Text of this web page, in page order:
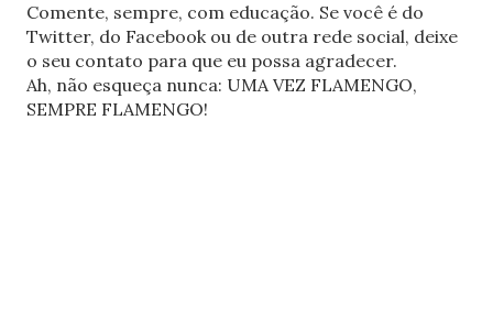
Comente, sempre, com educação. Se você é do
Twitter, do Facebook ou de outra rede social, deixe
o seu contato para que eu possa agradecer.
Ah, não esqueça nunca: UMA VEZ FLAMENGO,
SEMPRE FLAMENGO!